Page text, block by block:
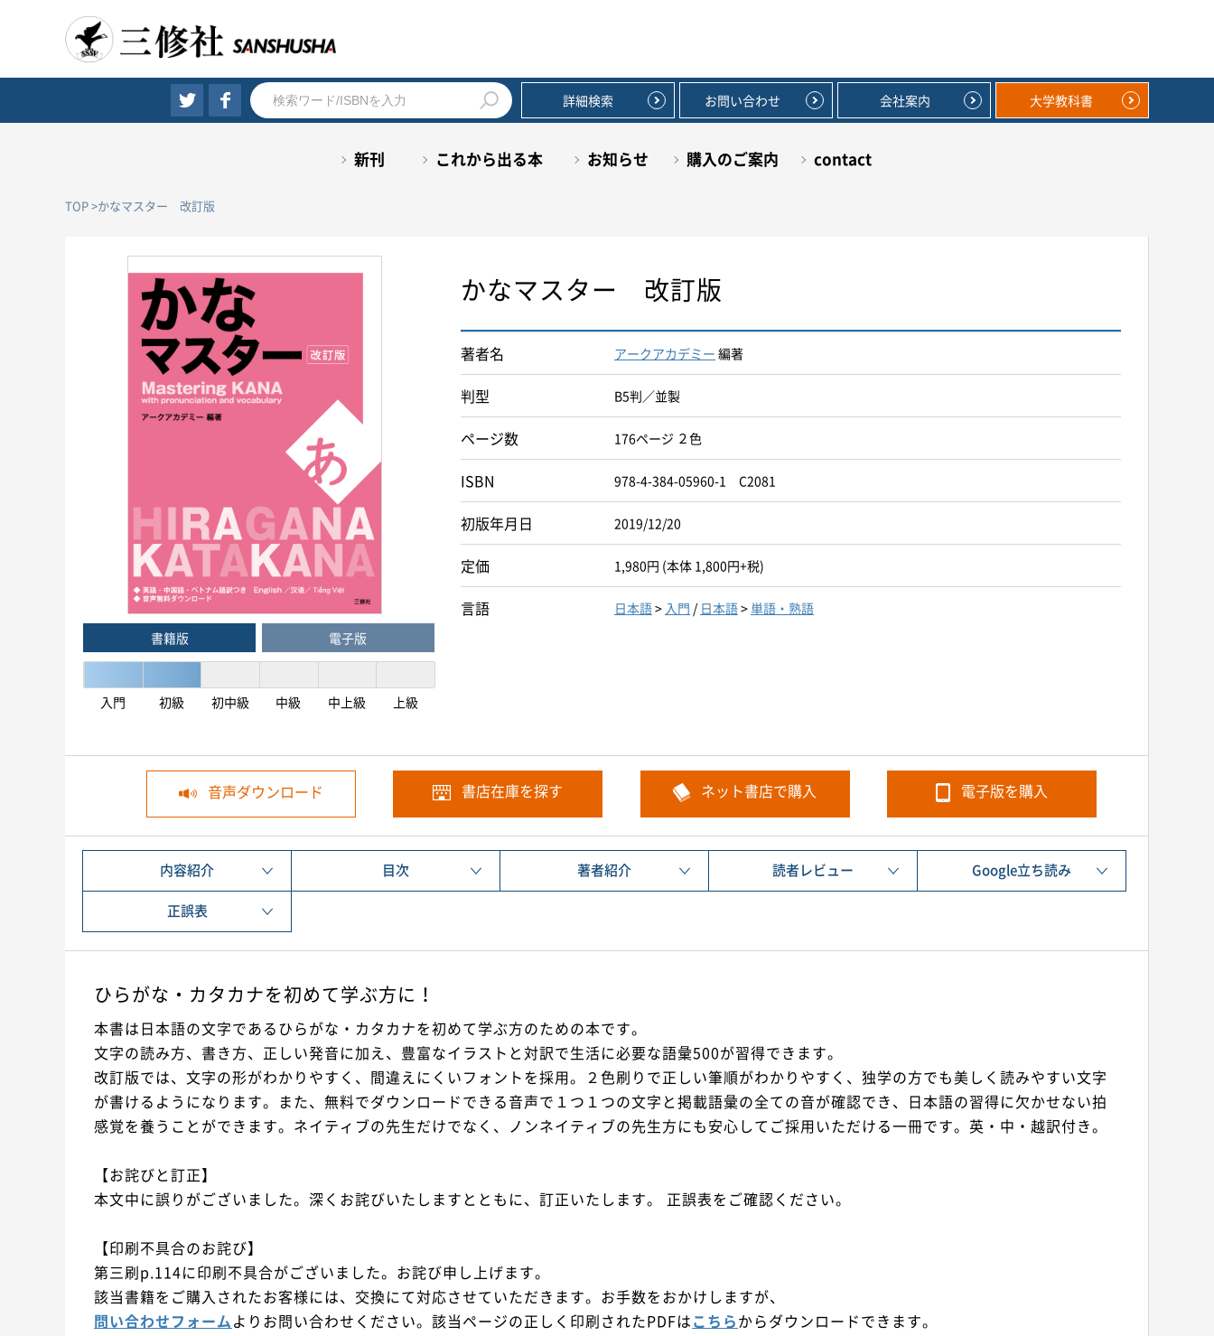
詳細検索 お問い合わせ 会社案内 大学教科書
新刊 これから出る本 お知らせ 購入のご案内 contact
TOP かなマスター 改訂版
書籍版 電子版
入門 初級 初中級 中級 中上級 上級
かなマスター 改訂版
著者名 アークアカデミー 編著
判型 B5判／並製
ページ数 176ページ ２色
ISBN 978-4-384-05960-1 C2081
初版年月日 2019/12/20
定価 1,980円 (本体 1,800円+税)
言語 日本語> 入門 / 日本語>単語・熟語
音声ダウンロード 書店在庫を探す ネット書店で購入 電子版を購入
内容紹介 目次 著者紹介 読者レビュー Google立ち読み
正誤表
ひらがな・カタカナを初めて学ぶ方に！
本書は日本語の文字であるひらがな・カタカナを初めて学ぶ方のための本です。
文字の読み方、書き方、正しい発音に加え、豊富なイラストと対訳で生活に必要な語彙500が習得できます。
改訂版では、文字の形がわかりやすく、間違えにくいフォントを採用。２色刷りで正しい筆順がわかりやすく、独学の方でも美しく読みやすい文字
が書けるようになります。また、無料でダウンロードできる音声で１つ１つの文字と掲載語彙の全ての音が確認でき、日本語の習得に欠かせない拍
感覚を養うことができます。ネイティブの先生だけでなく、ノンネイティブの先生方にも安心してご採用いただける一冊です。英・中・越訳付き。
【お詫びと訂正】
本文中に誤りがございました。深くお詫びいたしますとともに、訂正いたします。 正誤表をご確認ください。
【印刷不具合のお詫び】
第三刷p.114に印刷不具合がございました。お詫び申し上げます。
該当書籍をご購入されたお客様には、交換にて対応させていただきます。お手数をおかけしますが、
問い合わせフォームよりお問い合わせください。該当ページの正しく印刷されたPDFはこちらからダウンロードできます。